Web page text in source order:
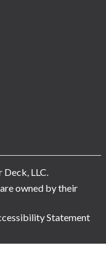
LLC.
owned by their
Statement